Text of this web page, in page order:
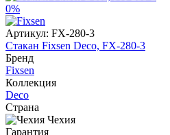
0%
Артикул: FX-280-3
Стакан Fixsen Deco, FX-280-3
Бренд
Fixsen
Коллекция
Deco
Страна
Чехия
Гарантия